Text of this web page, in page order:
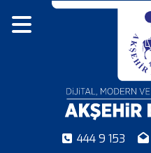
444 9 153